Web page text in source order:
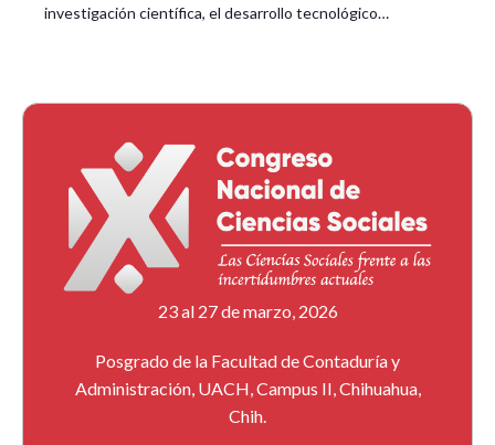
investigación científica, el desarrollo tecnológico…
23 al 27 de marzo, 2026
Posgrado de la Facultad de Contaduría y
Administración, UACH, Campus II, Chihuahua,
Chih.